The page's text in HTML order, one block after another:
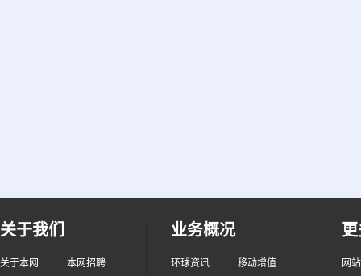
关于我们
关于本网 本网招聘
业务概况
环球资讯 移动增值 网